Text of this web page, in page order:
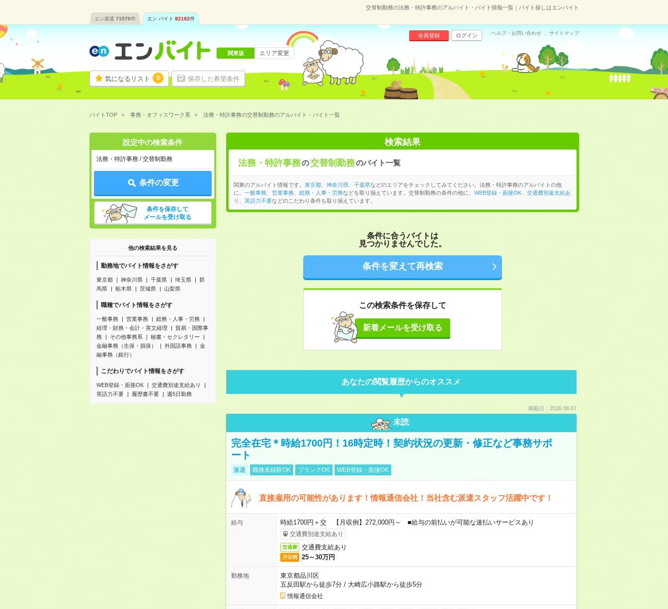
交替制勤務の法務・特許事務のアルバイト・バイト情報一覧｜バイト探しはエンバイト
エン派遣 71570件 エン バイト 82182件
気になるリスト 0 保存した希望条件
会員登録 ログイン ヘルプ・お問い合わせ サイトマップ
関東版 エリア変更
バイトTOP 事務・オフィスワーク系 法務・特許事務の交替制勤務のアルバイト・バイト一覧
設定中の検索条件
法務・特許事務 / 交替制勤務
条件の変更
条件を保存して
メールを受け取る
他の検索結果を見る
勤務地でバイト情報をさがす
東京都 神奈川県 千葉県 埼玉県
群
馬県
栃木県 茨城県 山梨県
職種でバイト情報をさがす
一般事務 営業事務
総務・人事・労務
経理・財務・会計・英文経理
貿易・国際事
務
その他事務系
秘書・セクレタリー
金融事務（生保・損保）
外国語事務
金
融事務（銀行）
こだわりでバイト情報をさがす
WEB登録・面接OK
交通費別途支給あり
英語力不要
履歴書不要 週5日勤務
検索結果
法務・特許事務の交替制勤務のバイト一覧
関東のアルバイト情報です。 東京都、 神奈川県、 千葉県などのエリアをチェックしてみてください。法務・特許事務のアルバイトの他
に、 一般事務、 営業事務、 総務・人事・労務などを取り揃えています。交替制勤務の条件の他に、 WEB登録・面接OK、 交通費別途支給あ
り
英語力不要などのこだわり条件も取り揃えています。
条件に合うバイトは
見つかりませんでした。
条件を変えて再検索
この検索条件を保存して
新着メールを受け取る
あなたの閲覧履歴からのオススメ
掲載日：2026.08.07
未読
完全在宅＊時給1700円！16時定時！契約状況の更新・修正など事務サポ
ート
派遣 職種未経験OK ブランクOK WEB登録・面接OK
直接雇用の可能性があります！情報通信会社！当社含む派遣スタッフ活躍中です！
給与 時給1700円＋交 【月収例】272,000円～ ■給与の前払いが可能な速払いサービスあり
交通費別途支給あり
交通費 交通費支給あり
月収例 25～30万円
勤務地
東京都品川区
五反田駅から徒歩7分/ 大崎広小路駅から徒歩5分
情報通信会社